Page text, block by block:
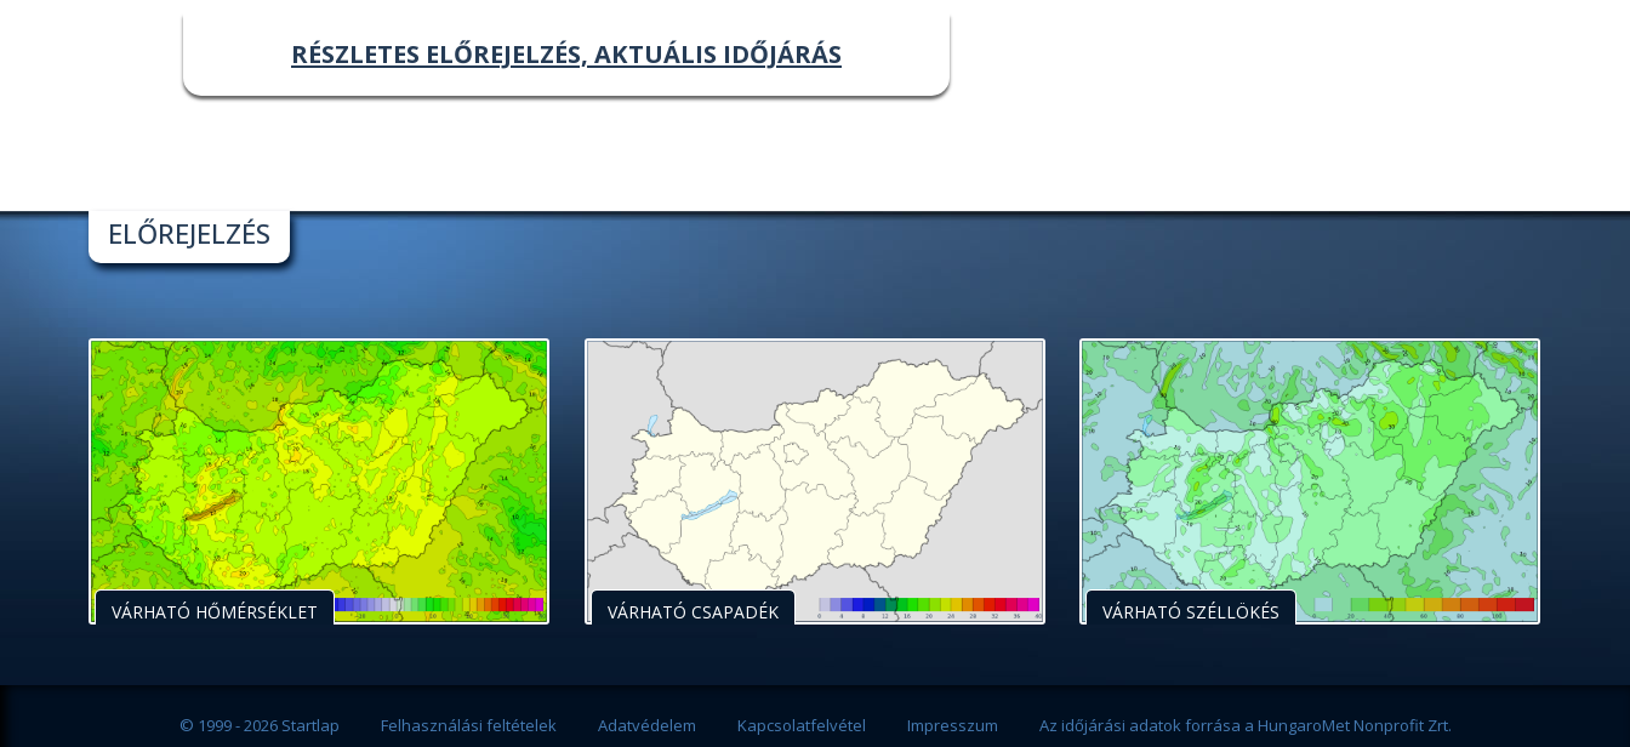
RÉSZLETES ELŐREJELZÉS, AKTUÁLIS IDŐJÁRÁS
ELŐREJELZÉS
VÁRHATÓ HŐMÉRSÉKLET VÁRHATÓ CSAPADÉK VÁRHATÓ SZÉLLÖKÉS
© 1999 - 2026 Startlap Felhasználási feltételek Adatvédelem Kapcsolatfelvétel Impresszum Az időjárási adatok forrása a HungaroMet Nonprofit Zrt.